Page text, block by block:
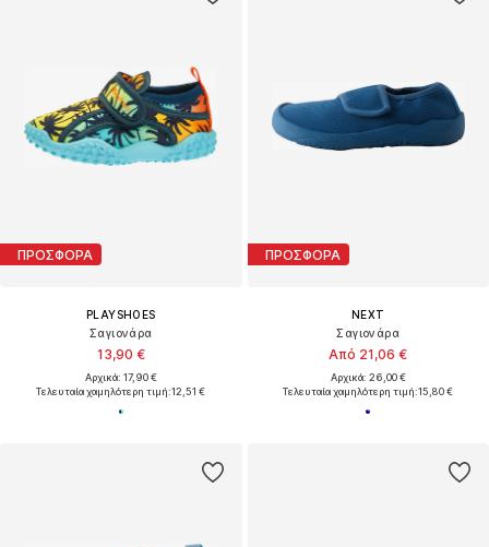
ΠΡΟΣΦΟΡΑ
PLAYSHOES
Σαγιονάρα
13,90 €
Αρχικά: 17,90 €
Τελευταία χαμηλότερη τιμή:12,51 €
ΠΡΟΣΦΟΡΑ
NEXT
Σαγιονάρα
Από 21,06 €
Αρχικά: 26,00 €
Τελευταία χαμηλότερη τιμή:15,80 €